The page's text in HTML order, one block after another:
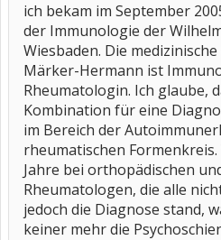
ich bekam im September
der Immunologie der
Wiesbaden. Die
Märker-Hermann ist
Rheumatologin. Ich glaube,
Kombination für eine
im Bereich der
rheumatischen
Jahre bei orthopädischen
Rheumatologen, die alle
jedoch die Diagnose stand,
keiner mehr die